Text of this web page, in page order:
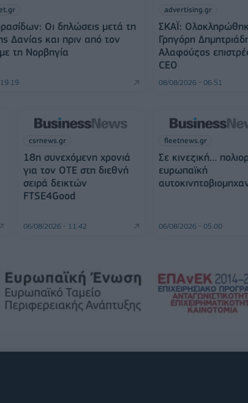
Οι δηλώσεις μετά τη
Δανίας και πριν από τον
με τη Νορβηγία
advertising.gr
ΣΚΑΪ:
Γρηγόρη
Αλαφούζος
CEO
08/08/2026 - 06:51
csrnews.gr
18η συνεχόμενη χρονιά
για τον ΟΤΕ στη διεθνή
σειρά δεικτών
FTSE4Good
06/08/2026 - 11:42
fleetnews.gr
Σε κινεζική…
ευρωπαϊκή
06/08/2026 - 05:00